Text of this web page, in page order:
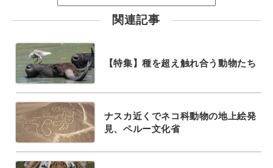
関連記事
【特集】種を超え触れ合う動物たち
ナスカ近くでネコ科動物の地上絵発
見、ペルー文化省